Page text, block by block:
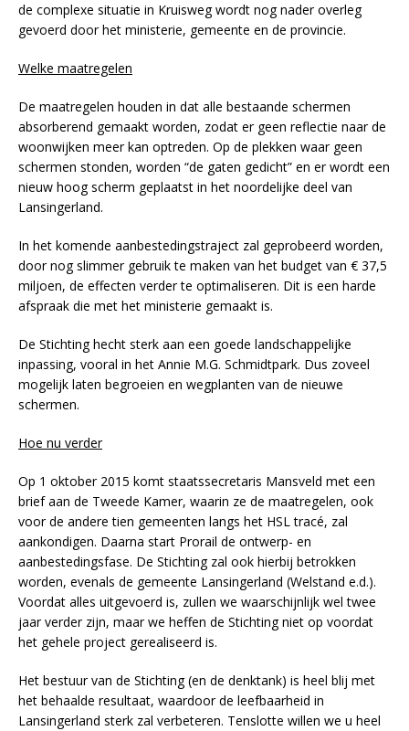
de complexe situatie in Kruisweg wordt nog nader overleg
gevoerd door het ministerie, gemeente en de provincie.
Welke maatregelen
De maatregelen houden in dat alle bestaande schermen
absorberend gemaakt worden, zodat er geen reflectie naar de
woonwijken meer kan optreden. Op de plekken waar geen
schermen stonden, worden “de gaten gedicht” en er wordt een
nieuw hoog scherm geplaatst in het noordelijke deel van
Lansingerland.
In het komende aanbestedingstraject zal geprobeerd worden,
door nog slimmer gebruik te maken van het budget van € 37,5
miljoen, de effecten verder te optimaliseren. Dit is een harde
afspraak die met het ministerie gemaakt is.
De Stichting hecht sterk aan een goede landschappelijke
inpassing, vooral in het Annie M.G. Schmidtpark. Dus zoveel
mogelijk laten begroeien en wegplanten van de nieuwe
schermen.
Hoe nu verder
Op 1 oktober 2015 komt staatssecretaris Mansveld met een
brief aan de Tweede Kamer, waarin ze de maatregelen, ook
voor de andere tien gemeenten langs het HSL tracé, zal
aankondigen. Daarna start Prorail de ontwerp- en
aanbestedingsfase. De Stichting zal ook hierbij betrokken
worden, evenals de gemeente Lansingerland (Welstand e.d.).
Voordat alles uitgevoerd is, zullen we waarschijnlijk wel twee
jaar verder zijn, maar we heffen de Stichting niet op voordat
het gehele project gerealiseerd is.
Het bestuur van de Stichting (en de denktank) is heel blij met
het behaalde resultaat, waardoor de leefbaarheid in
Lansingerland sterk zal verbeteren. Tenslotte willen we u heel